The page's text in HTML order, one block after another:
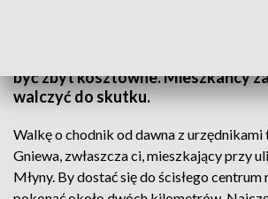
być zbyt kosztowne. Mieszkańcy
walczyć do skutku.
Walkę o chodnik od dawna z
Gniewa, zwłaszcza ci, mieszkający przy
Młyny. By dostać się do ścisłego centrum